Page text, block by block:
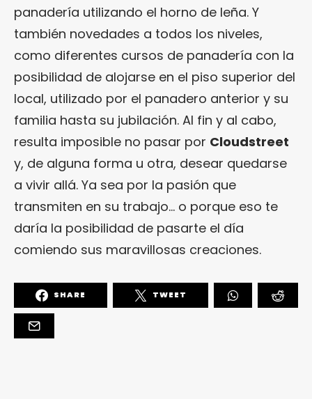
panadería utilizando el horno de leña. Y
también novedades a todos los niveles,
como diferentes cursos de panadería con la
posibilidad de alojarse en el piso superior del
local, utilizado por el panadero anterior y su
familia hasta su jubilación. Al fin y al cabo,
resulta imposible no pasar por Cloudstreet
y, de alguna forma u otra, desear quedarse
a vivir allá. Ya sea por la pasión que
transmiten en su trabajo… o porque eso te
daría la posibilidad de pasarte el día
comiendo sus maravillosas creaciones.
SHARE TWEET